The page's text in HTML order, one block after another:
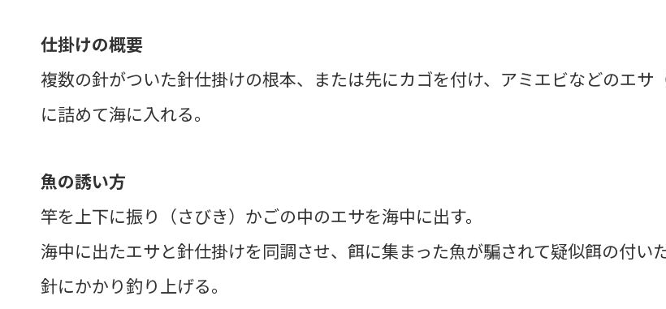
仕掛けの概要
複数の針がついた針仕掛けの根本、または先にカゴを付け、アミエビなどのエサ
に詰めて海に入れる。
魚の誘い方
竿を上下に振り（さびき）かごの中のエサを海中に出す。
海中に出たエサと針仕掛けを同調させ、餌に集まった魚が騙されて疑似餌の付い
針にかかり釣り上げる。